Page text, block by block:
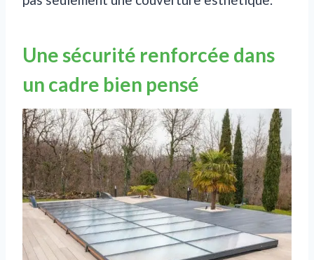
Une sécurité renforcée dans
un cadre bien pensé